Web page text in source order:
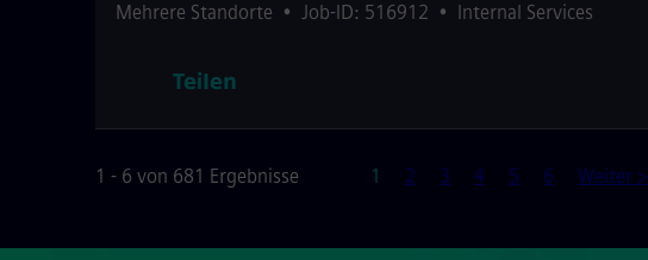
Mehrere Standorte • Job-ID: 516912 • Internal Services
Teilen
1 - 6 von 681 Ergebnisse Seite
1 2 3 4 5 6 Weiter